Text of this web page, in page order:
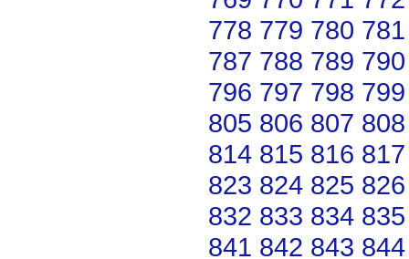
778 779 780 781
787 788 789 790
796 797 798 799
805 806 807 808
814 815 816 817
823 824 825 826
832 833 834 835
841 842 843 844